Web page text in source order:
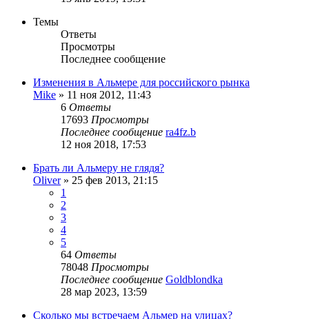
Темы
Ответы
Просмотры
Последнее сообщение
Изменения в Альмере для российского рынка
Mike » 11 ноя 2012, 11:43
6 Ответы
17693 Просмотры
Последнее сообщение ra4fz.b
12 ноя 2018, 17:53
Брать ли Альмеру не глядя?
Oliver» 25 фев 2013, 21:15
1
2
3
4
5
64 Ответы
78048 Просмотры
Последнее сообщение Goldblondka
28 мар 2023, 13:59
Сколько мы встречаем Альмер на улицах?